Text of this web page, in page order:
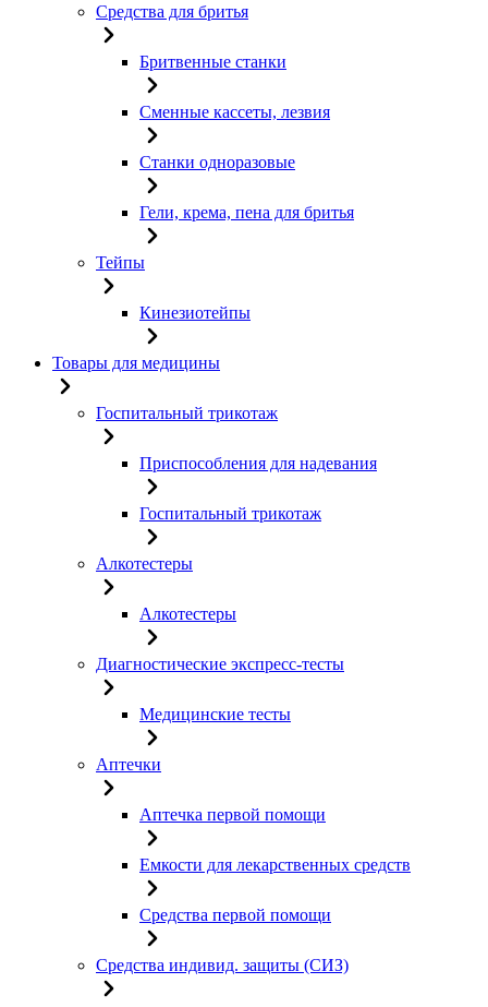
Средства для бритья
Бритвенные станки
Сменные кассеты, лезвия
Станки одноразовые
Гели, крема, пена для бритья
Тейпы
Кинезиотейпы
Товары для медицины
Госпитальный трикотаж
Приспособления для надевания
Госпитальный трикотаж
Алкотестеры
Алкотестеры
Диагностические экспресс-тесты
Медицинские тесты
Аптечки
Аптечка первой помощи
Емкости для лекарственных средств
Средства первой помощи
Средства индивид. защиты (СИЗ)